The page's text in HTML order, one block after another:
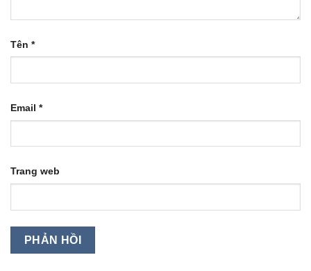
Tên *
Email *
Trang web